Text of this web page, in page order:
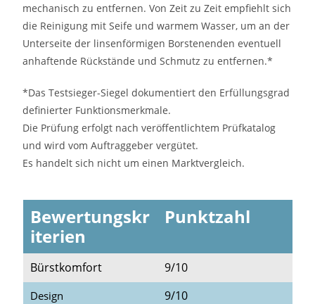
mechanisch zu entfernen. Von Zeit zu Zeit empfiehlt sich
die Reinigung mit Seife und warmem Wasser, um an der
Unterseite der linsenförmigen Borstenenden eventuell
anhaftende Rückstände und Schmutz zu entfernen.*
*Das Testsieger-Siegel dokumentiert den Erfüllungsgrad
definierter Funktionsmerkmale.
Die Prüfung erfolgt nach veröffentlichtem Prüfkatalog
und wird vom Auftraggeber vergütet.
Es handelt sich nicht um einen Marktvergleich.
Bewertungskr
iterien
Punktzahl
Bürstkomfort 9/10
Design
9/10